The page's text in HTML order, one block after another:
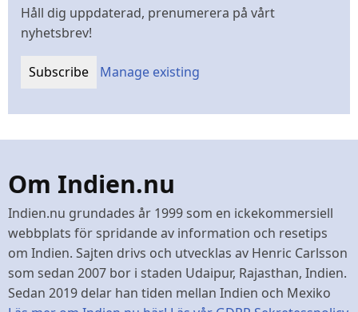
Håll dig uppdaterad, prenumerera på vårt
nyhetsbrev!
Manage existing
Om Indien.nu
Indien.nu grundades år 1999 som en ickekommersiell
webbplats för spridande av information och resetips
om Indien. Sajten drivs och utvecklas av Henric Carlsson
som sedan 2007 bor i staden Udaipur, Rajasthan, Indien.
Sedan 2019 delar han tiden mellan Indien och Mexiko